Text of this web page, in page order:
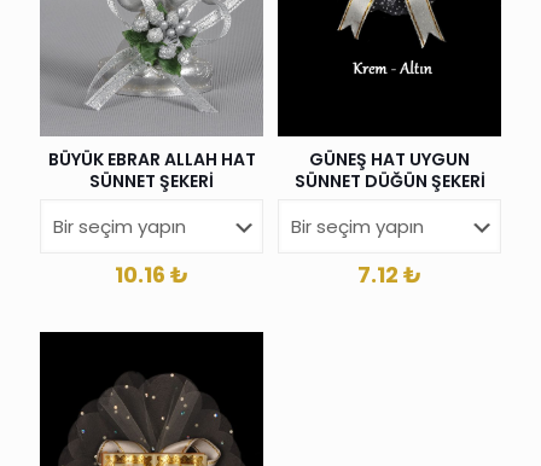
BÜYÜK EBRAR ALLAH HAT
SÜNNET ŞEKERİ
10.16 ₺
GÜNEŞ HAT UYGUN
SÜNNET DÜĞÜN ŞEKERİ
7.12 ₺